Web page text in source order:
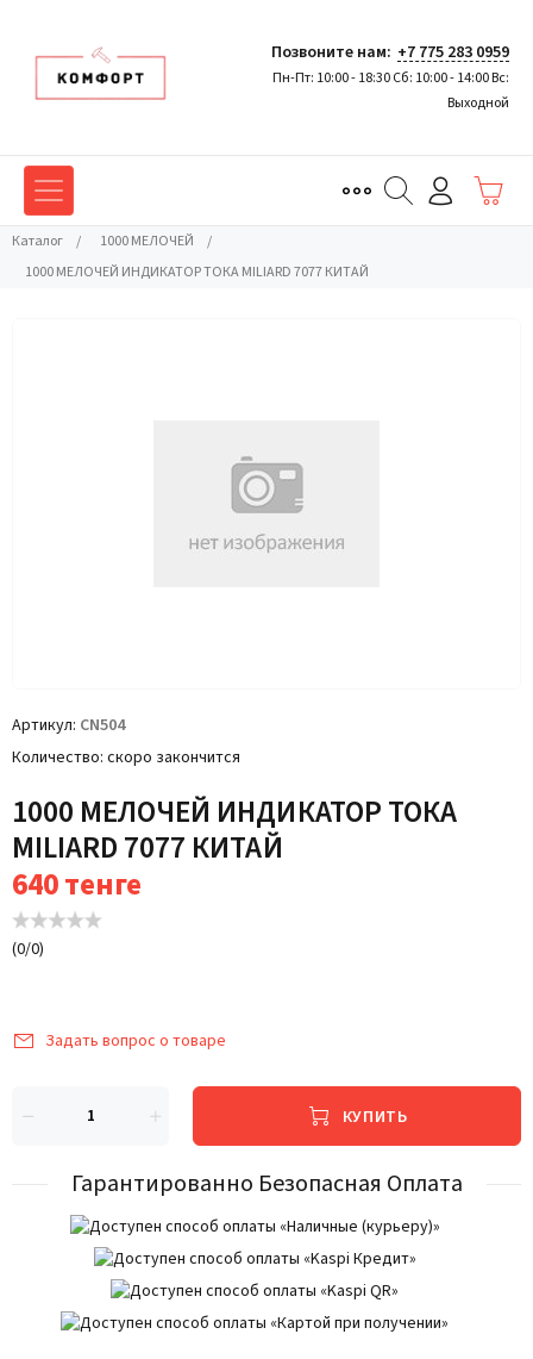
Позвоните нам: +7 775 283 0959
Пн-Пт: 10:00 - 18:30 Сб: 10:00 - 14:00 Вс:
Выходной
Каталог / 1000 МЕЛОЧЕЙ
/
1000 МЕЛОЧЕЙ ИНДИКАТОР ТОКА MILIARD 7077 КИТАЙ
Артикул CN504
Количество скоро закончится
1000 МЕЛОЧЕЙ ИНДИКАТОР ТОКА
MILIARD 7077 КИТАЙ
640тенге
(0/0)
Задать вопрос о товаре
КУПИТЬ
Гарантированно Безопасная Оплата